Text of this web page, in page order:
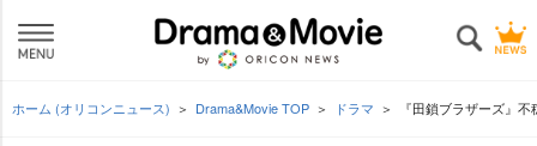
ホーム (オリコンニュース) Drama&Movie TOP ドラマ 『田鎖ブラザーズ』